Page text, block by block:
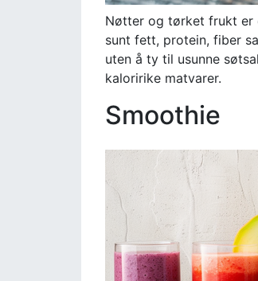
Nøtter og tørket frukt er
sunt fett, protein, fiber
uten å ty til usunne
kaloririke matvarer.
Smoothie